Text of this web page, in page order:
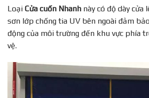
Loại Cửa cuốn Nhanh này có độ dày cửa
sơn lớp chống tia UV bên ngoài đảm
động của môi trường đến khu vực phía
vệ.